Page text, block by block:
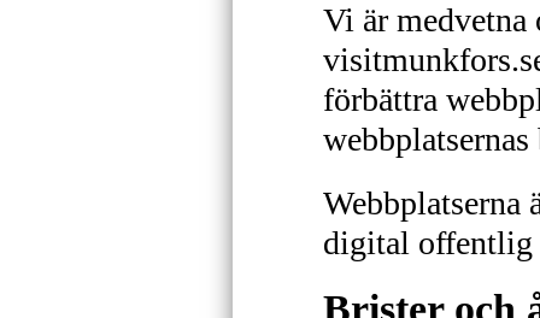
Vi är medvetna
förbättra
digital offentlig